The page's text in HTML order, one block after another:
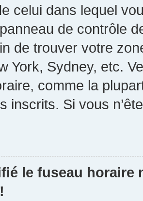
celui dans lequel
de contrôle
de trouver votre
York, Sydney, etc.
comme la
inscrits. Si vous
le fuseau horaire